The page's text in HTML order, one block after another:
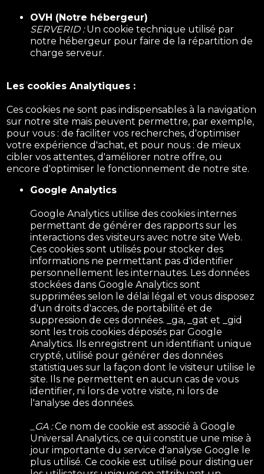
OVH (Notre hébergeur)
SERVERID :Un cookie technique utilisé par
notre hébergeur pour faire de la répartition de
charge serveur.
Les cookies Analytiques :
Ces cookies ne sont pas indispensables à la navigation
sur notre site mais peuvent permettre, par exemple,
pour vous : de faciliter vos recherches, d'optimiser
votre expérience d'achat, et pour nous : de mieux
cibler vos attentes, d'améliorer notre offre, ou
encore d'optimiser le fonctionnement de notre site.
Google Analytics
Google Analytics utilise des cookies internes
permettant de générer des rapports sur les
interactions des visiteurs avec notre site Web.
Ces cookies sont utilisés pour stocker des
informations ne permettant pas d'identifier
personnellement les internautes. Les données
stockées dans Google Analytics sont
supprimées selon le délai légal et vous disposez
d'un droits d'acces, de portabilité et de
suppression de ces données. _ga, _gat et _gid
sont les trois cookies déposés par Google
Analytics. Ils enregistrent un identifiant unique
crypté, utilisé pour générer des données
statistiques sur la façon dont le visiteur utilise le
site. Ils ne permettent en aucun cas de vous
identifier, ni lors de votre visite, ni lors de
l'analyse des données.
_GA :Ce nom de cookie est associé à Google
Universal Analytics, ce qui constitue une mise à
jour importante du service d'analyse Google le
plus utilisé. Ce cookie est utilisé pour distinguer